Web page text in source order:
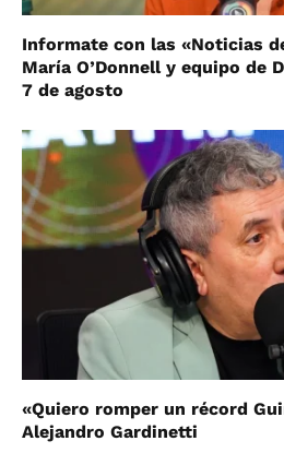
Informate con las «Noticias
María O’Donnell y equipo de
7 de agosto
«Quiero romper un récord
Alejandro Gardinetti